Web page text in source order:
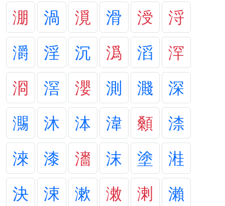
淜
渦 漞 滑 涭
浖
灂
淫 沉 潙 滔
浫
浻
滘 瀴 測 濺
深
瀃
沐 泍 湋 顙
渿
淶
漆 瀒 沫 塗
溎
決
涑 漱 潄 溂 瀨